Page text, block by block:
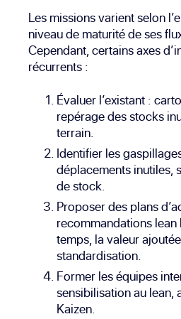
Les missions varient selon
niveau de maturité de ses
Cependant, certains axes
récurrents :
Évaluer l’existant :
repérage des stocks
terrain.
Identifier les
déplacements inutiles,
de stock.
Proposer des plans
recommandations
temps, la valeur
standardisation.
Former les équipes
sensibilisation au lean,
Kaizen.